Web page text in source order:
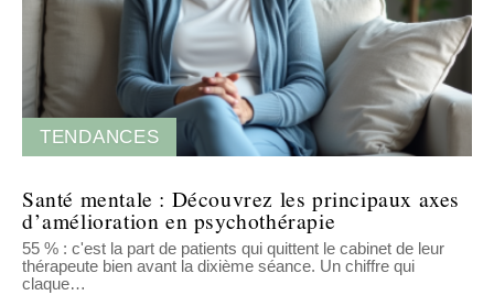
TENDANCES
Santé mentale : Découvrez les principaux axes
d’amélioration en psychothérapie
55 % : c'est la part de patients qui quittent le cabinet de leur
thérapeute bien avant la dixième séance. Un chiffre qui
claque…